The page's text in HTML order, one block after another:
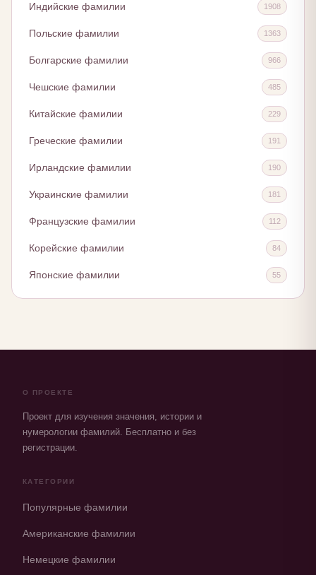
Индийские фамилии 1908
Польские фамилии 1363
Болгарские фамилии 966
Чешские фамилии 485
Китайские фамилии 229
Греческие фамилии 191
Ирландские фамилии 190
Украинские фамилии 181
Французские фамилии 112
Корейские фамилии 84
Японские фамилии 55
О ПРОЕКТЕ
Проект для изучения значения, истории и
нумерологии фамилий. Бесплатно и без
регистрации.
КАТЕГОРИИ
Популярные фамилии
Американские фамилии
Немецкие фамилии